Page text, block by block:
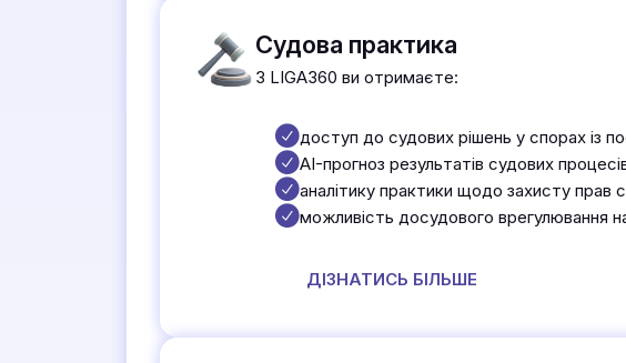
Судова практика
З LIGA360 ви отримаєте:
доступ до судових рішень у спорах із
AI-прогноз результатів судових
аналітику практики щодо захисту прав
можливість досудового врегулювання на
ДІЗНАТИСЬ БІЛЬШЕ